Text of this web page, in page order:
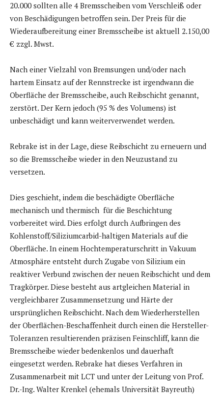
20.000 sollten alle 4 Bremsscheiben vom Verschleiß oder
von Beschädigungen betroffen sein. Der Preis für die
Wiederaufbereitung einer Bremsscheibe ist aktuell 2.150,00
€ zzgl. Mwst.
Nach einer Vielzahl von Bremsungen und/oder nach
hartem Einsatz auf der Rennstrecke ist irgendwann die
Oberfläche der Bremsscheibe, auch Reibschicht genannt,
zerstört. Der Kern jedoch (95 % des Volumens) ist
unbeschädigt und kann weiterverwendet werden.
Rebrake ist in der Lage, diese Reibschicht zu erneuern und
so die Bremsscheibe wieder in den Neuzustand zu
versetzen.
Dies geschieht, indem die beschädigte Oberfläche
mechanisch und thermisch für die Beschichtung
vorbereitet wird. Dies erfolgt durch Aufbringen des
Kohlenstoff/Siliziumcarbid-haltigen Materials auf die
Oberfläche. In einem Hochtemperaturschritt in Vakuum
Atmosphäre entsteht durch Zugabe von Silizium ein
reaktiver Verbund zwischen der neuen Reibschicht und dem
Tragkörper. Diese besteht aus artgleichen Material in
vergleichbarer Zusammensetzung und Härte der
ursprünglichen Reibschicht. Nach dem Wiederherstellen
der Oberflächen-Beschaffenheit durch einen die Hersteller-
Toleranzen resultierenden präzisen Feinschliff, kann die
Bremsscheibe wieder bedenkenlos und dauerhaft
eingesetzt werden. Rebrake hat dieses Verfahren in
Zusammenarbeit mit LCT und unter der Leitung von Prof.
Dr.-Ing. Walter Krenkel (ehemals Universität Bayreuth)